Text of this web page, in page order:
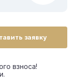
заявку
взноса!